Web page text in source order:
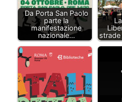
Da Porta San Paolo
parte la
manifestazione
nazionale…
strade